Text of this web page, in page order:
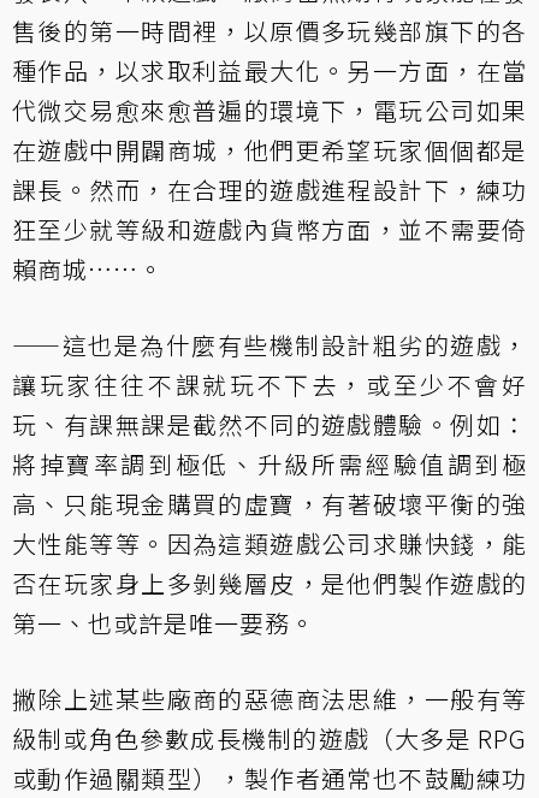
售後的第一時間裡，以原價多玩幾部旗下的各
種作品，以求取利益最大化。另一方面，在當
代微交易愈來愈普遍的環境下，電玩公司如果
在遊戲中開闢商城，他們更希望玩家個個都是
課長。然而，在合理的遊戲進程設計下，練功
狂至少就等級和遊戲內貨幣方面，並不需要倚
賴商城……。
——這也是為什麼有些機制設計粗劣的遊戲，
讓玩家往往不課就玩不下去，或至少不會好
玩、有課無課是截然不同的遊戲體驗。例如：
將掉寶率調到極低、升級所需經驗值調到極
高、只能現金購買的虛寶，有著破壞平衡的強
大性能等等。因為這類遊戲公司求賺快錢，能
否在玩家身上多剝幾層皮，是他們製作遊戲的
第一、也或許是唯一要務。
撇除上述某些廠商的惡德商法思維，一般有等
級制或角色參數成長機制的遊戲（大多是 RPG
或動作過關類型），製作者通常也不鼓勵練功